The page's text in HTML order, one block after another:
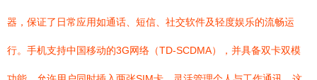
器，保证了日常应用如通话、短信、社交软件及轻度娱乐的流畅运
行。手机支持中国移动的3G网络（TD-SCDMA），并具备双卡双模